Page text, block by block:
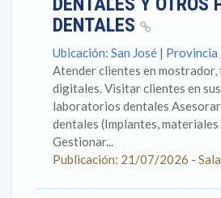
DENTALES
Ubicación: San José | Provincia
Atender clientes en
digitales. Visitar clientes en
laboratorios dentales
dentales (Implantes, materiales
Gestionar...
Publicación: 21/07/2026 -